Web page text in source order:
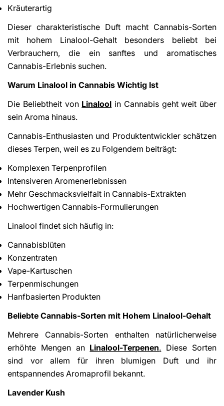
Kräuterartig
Dieser charakteristische Duft macht Cannabis-Sorten
mit hohem Linalool-Gehalt besonders beliebt bei
Verbrauchern, die ein sanftes und aromatisches
Cannabis-Erlebnis suchen.
Warum Linalool in Cannabis Wichtig Ist
Die Beliebtheit von Linalool in Cannabis geht weit über
sein Aroma hinaus.
Cannabis-Enthusiasten und Produktentwickler schätzen
dieses Terpen, weil es zu Folgendem beiträgt:
Komplexen Terpenprofilen
Intensiveren Aromenerlebnissen
Mehr Geschmacksvielfalt in Cannabis-Extrakten
Hochwertigen Cannabis-Formulierungen
Linalool findet sich häufig in:
Cannabisblüten
Konzentraten
Vape-Kartuschen
Terpenmischungen
Hanfbasierten Produkten
Beliebte Cannabis-Sorten mit Hohem Linalool-Gehalt
Mehrere Cannabis-Sorten enthalten natürlicherweise
erhöhte Mengen an Linalool-Terpenen. Diese Sorten
sind vor allem für ihren blumigen Duft und ihr
entspannendes Aromaprofil bekannt.
Lavender Kush